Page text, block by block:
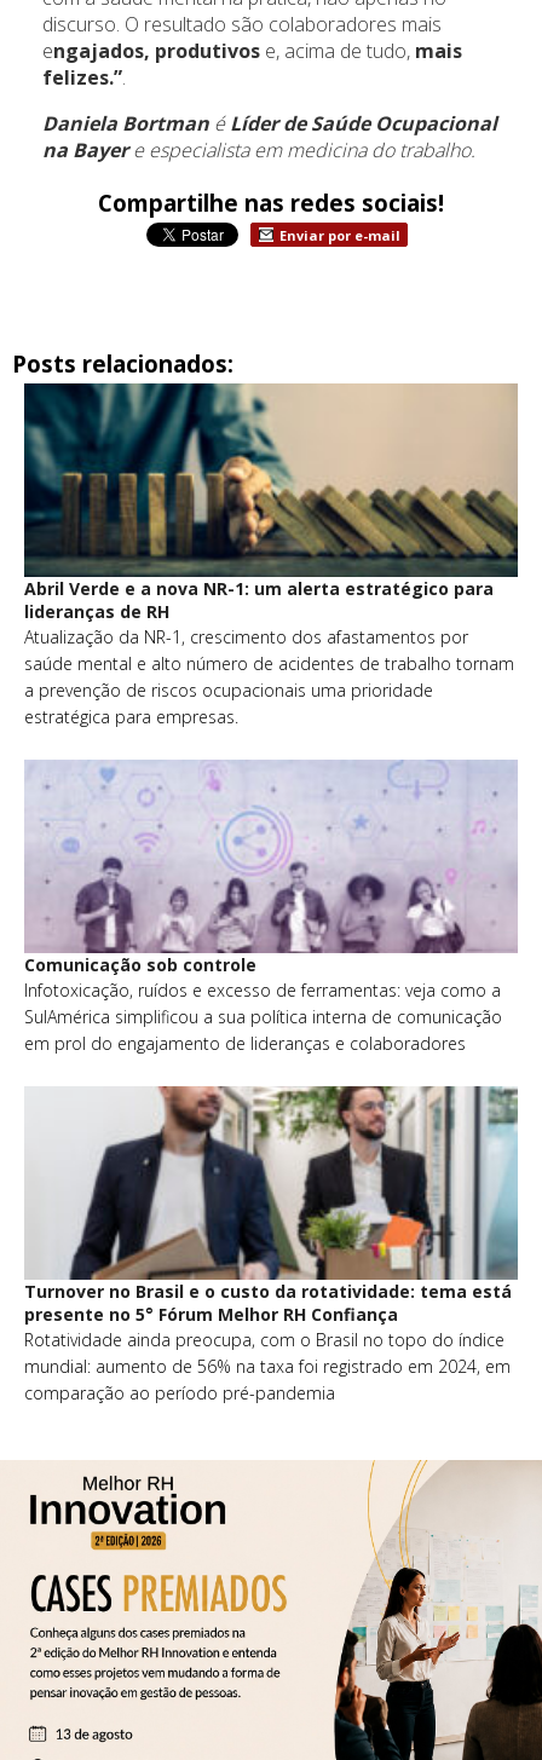
discurso. O resultado são colaboradores mais
engajados, produtivos e, acima de tudo, mais
felizes.”.
Daniela Bortman éLíder de Saúde Ocupacional
na Bayere especialista em medicina do trabalho.
Compartilhe nas redes sociais!
Enviar por e-mail
Posts relacionados:
Abril Verde e a nova NR-1: um alerta estratégico para
lideranças de RH
Atualização da NR-1, crescimento dos afastamentos por
saúde mental e alto número de acidentes de trabalho tornam
a prevenção de riscos ocupacionais uma prioridade
estratégica para empresas.
Comunicação sob controle
Infotoxicação, ruídos e excesso de ferramentas: veja como a
SulAmérica simplificou a sua política interna de comunicação
em prol do engajamento de lideranças e colaboradores
Turnover no Brasil e o custo da rotatividade: tema está
presente no 5° Fórum Melhor RH Confiança
Rotatividade ainda preocupa, com o Brasil no topo do índice
mundial: aumento de 56% na taxa foi registrado em 2024, em
comparação ao período pré-pandemia